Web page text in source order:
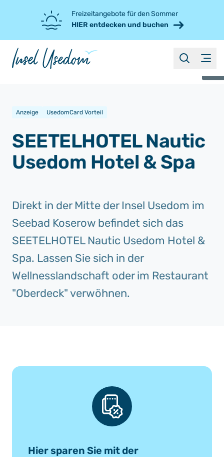
Freizeitangebote für den Sommer
HIER entdecken und buchen
Menü
suchen
SEETELHOTEL Nautic
Usedom Hotel & Spa
Anzeige UsedomCard Vorteil
Direkt in der Mitte der Insel Usedom im
Seebad Koserow befindet sich das
SEETELHOTEL Nautic Usedom Hotel &
Spa. Lassen Sie sich in der
Wellnesslandschaft oder im Restaurant
"Oberdeck" verwöhnen.
Hier sparen Sie mit der